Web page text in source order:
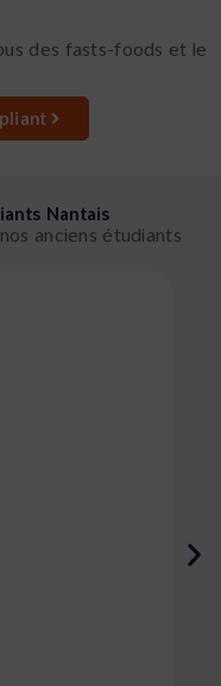
des fasts-foods et le
Nantais
anciens étudiants